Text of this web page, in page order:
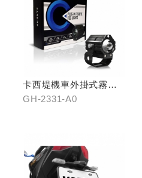
卡西堤機車外掛式霧燈
組(雙燈)
GH-2331-A0